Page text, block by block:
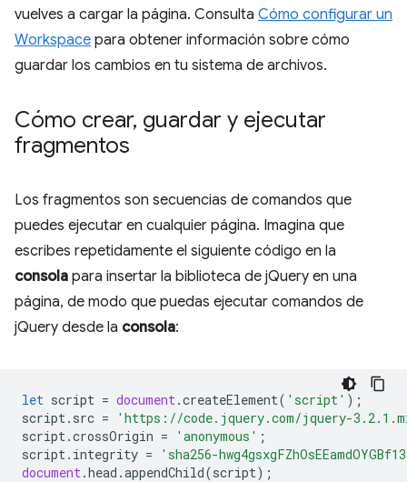
vuelves a cargar la página. Consulta Cómo configurar un
Workspace para obtener información sobre cómo
guardar los cambios en tu sistema de archivos.
Cómo crear, guardar y ejecutar
fragmentos
Los fragmentos son secuencias de comandos que
puedes ejecutar en cualquier página. Imagina que
escribes repetidamente el siguiente código en la
consola para insertar la biblioteca de jQuery en una
página, de modo que puedas ejecutar comandos de
jQuery desde la consola:
let script = document.createElement( 'script' );
script. src =
'https://code.jquery.com/jquery-
script.crossOrigin = 'anonymous' ;
script. integrity =
'sha256-
document.head .appendChild(script);